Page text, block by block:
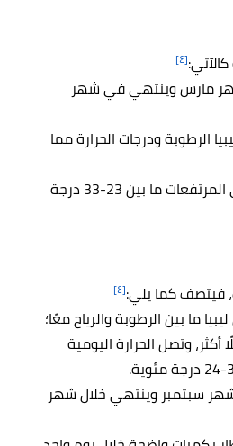
[٤]
مارس وينتهي في شهر
الرطوبة ودرجات الحرارة مما
تبلغ درجات الحرارة على المرتفعات ما بين 23-33 درجة
فيتصف كما يلي:[٤]
ما بين الرطوبة والرياح معًا؛
وتصل الحرارة اليومية
سبتمبر وينتهي خلال شهر